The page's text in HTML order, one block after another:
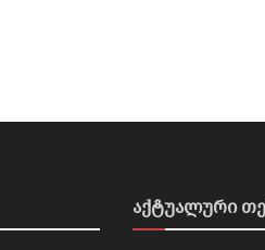
აქტუალური